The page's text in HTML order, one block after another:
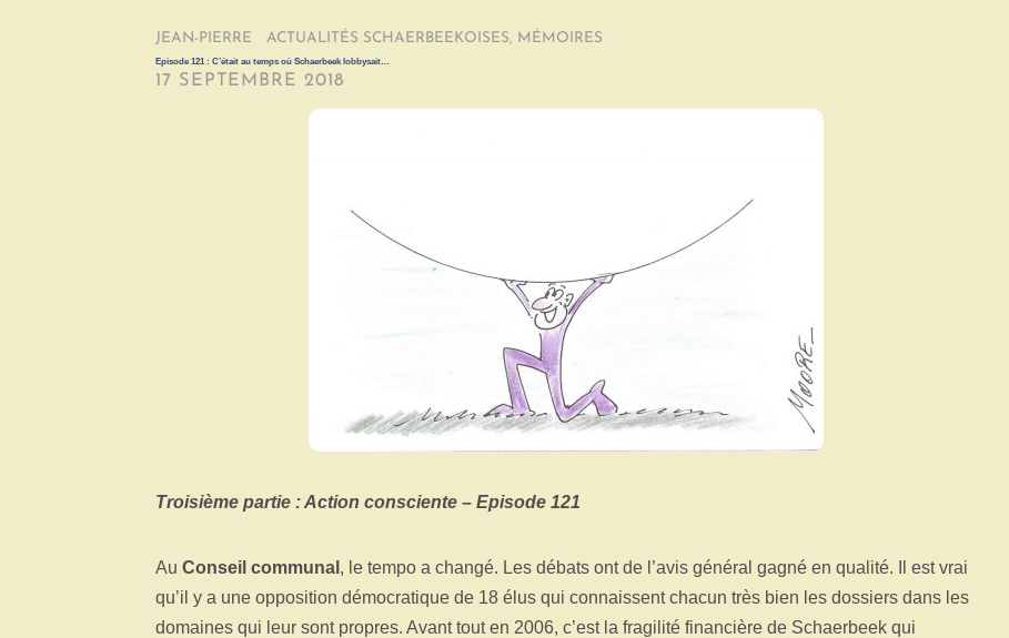
JEAN-PIERRE / ACTUALITÉS SCHAERBEEKOISES, MÉMOIRES /
Episode 121 : C’était au temps où Schaerbeek lobbysait…
17 SEPTEMBRE 2018
Troisième partie : Action consciente – Episode 121
Au Conseil communal , le tempo a changé. Les débats ont de l’avis général gagné en qualité. Il est vrai
qu’il y a une opposition démocratique de 18 élus qui connaissent chacun très bien les dossiers dans les
domaines qui leur sont propres. Avant tout en 2006, c’est la fragilité financière de Schaerbeek qui